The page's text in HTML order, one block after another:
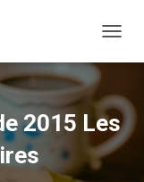
A
V
A
L
2015 Les